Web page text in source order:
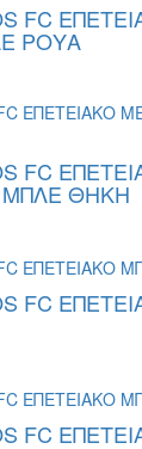
FC
ΡΟΥΑ
FC
ΘΗΚΗ
FC
FC